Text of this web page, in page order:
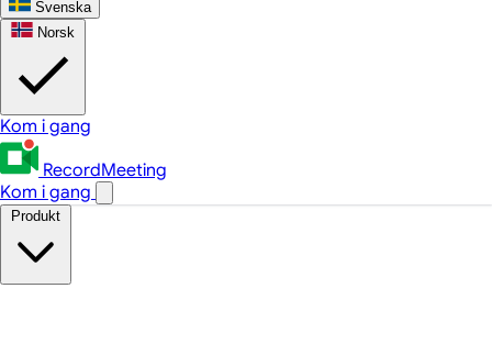
Svenska
Norsk
Kom i gang
RecordMeeting
Kom i gang